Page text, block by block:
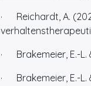
· Reichardt, A.
· Brakemeier, E.-L.
· Brakemeier, E.-L.